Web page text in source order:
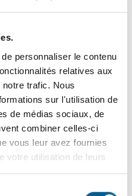
personnaliser le contenu
relatives aux
trafic. Nous
sur l'utilisation de
de médias sociaux, de
combiner celles-ci
vous leur avez fournies
votre utilisation de leurs
contribuer à
initiative
et assurer une
nous rappelons les règles